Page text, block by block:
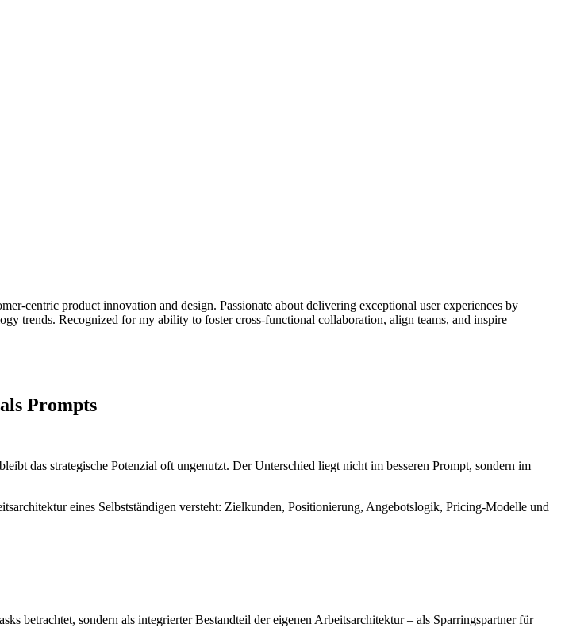
centric product innovation and design. Passionate about delivering exceptional user experiences by
trends. Recognized for my ability to foster cross-functional collaboration, align teams, and inspire
Prompts
das strategische Potenzial oft ungenutzt. Der Unterschied liegt nicht im besseren Prompt, sondern im
eines Selbstständigen versteht: Zielkunden, Positionierung, Angebotslogik, Pricing-Modelle und
betrachtet, sondern als integrierter Bestandteil der eigenen Arbeitsarchitektur – als Sparringspartner für